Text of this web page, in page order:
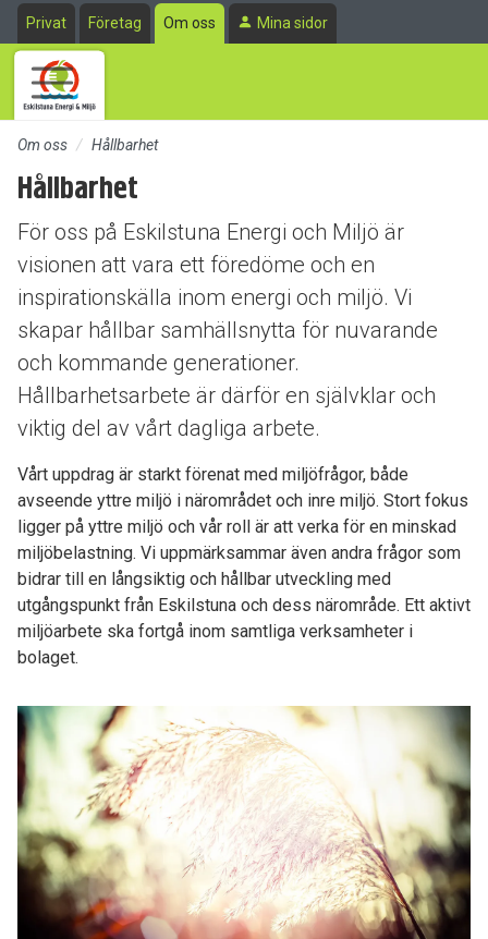
Till sidans huvudinnehåll
Privat Företag Om oss Mina sidor
Om oss Hållbarhet
Hållbarhet
För oss på Eskilstuna Energi och Miljö är
visionen att vara ett föredöme och en
inspirationskälla inom energi och miljö. Vi
skapar hållbar samhällsnytta för nuvarande
och kommande generationer.
Hållbarhetsarbete är därför en självklar och
viktig del av vårt dagliga arbete.
Vårt uppdrag är starkt förenat med miljöfrågor, både
avseende yttre miljö i närområdet och inre miljö. Stort fokus
ligger på yttre miljö och vår roll är att verka för en minskad
miljöbe­lastning. Vi uppmärksammar även andra frågor som
bidrar till en långsiktig och hållbar utveckling med
utgångspunkt från Eskilstuna och dess närområde. Ett aktivt
miljöarbete ska fortgå inom samtliga verksamheter i
bolaget.